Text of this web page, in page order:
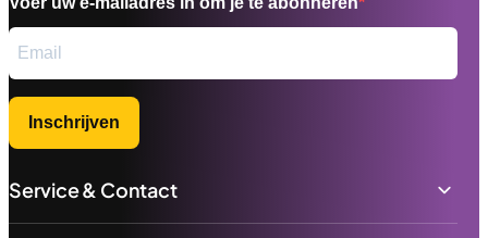
Inschrijven
Service & Contact